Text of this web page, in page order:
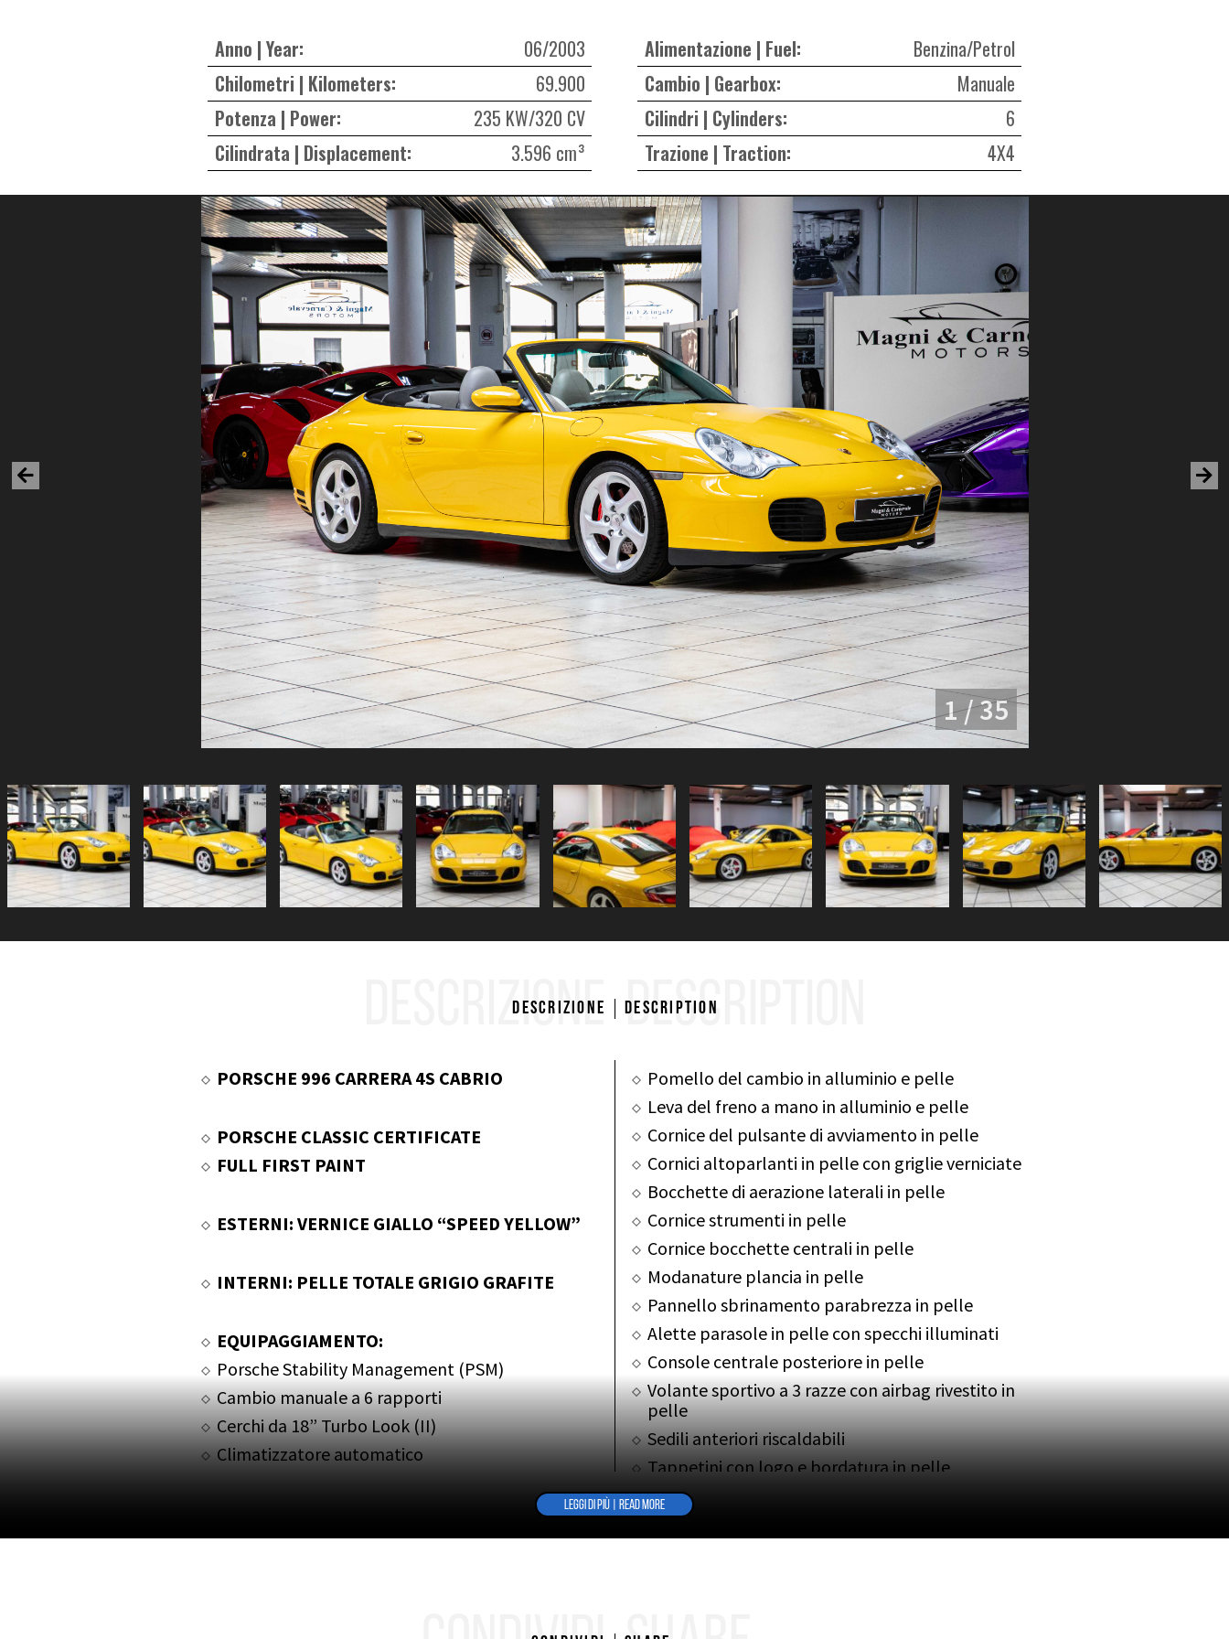
Anno | Year: 06/2003 Alimentazione | Fuel:
Benzina/Petrol
Chilometri | Kilometers:
69.900 Cambio | Gearbox:
Manuale
Potenza | Power:
235 KW/320 CV Cilindri | Cylinders:
6
Cilindrata | Displacement:
3.596 cm³ Trazione | Traction: 4X4
1 / 35
DESCRIZIONE DESCRIPTION
Descrizione Description
PORSCHE 996 CARRERA 4S CABRIO
PORSCHE CLASSIC CERTIFICATE
FULL FIRST PAINT
ESTERNI: VERNICE GIALLO “SPEED YELLOW”
INTERNI: PELLE TOTALE GRIGIO GRAFITE
EQUIPAGGIAMENTO:
Porsche Stability Management (PSM)
Cambio manuale a 6 rapporti
Cerchi da 18” Turbo Look (II)
Climatizzatore automatico
Terzo stop
Pomello del cambio in alluminio e pelle
Leva del freno a mano in alluminio e pelle
Cornice del pulsante di avviamento in pelle
Cornici altoparlanti in pelle con griglie verniciate
Bocchette di aerazione laterali in pelle
Cornice strumenti in pelle
Cornice bocchette centrali in pelle
Modanature plancia in pelle
Pannello sbrinamento parabrezza in pelle
Alette parasole in pelle con specchi illuminati
Console centrale posteriore in pelle
Volante sportivo a 3 razze con airbag rivestito in
pelle
Sedili anteriori riscaldabili
Tappetini con logo e bordatura in pelle
Sedili comfort sinistro con 8 regolazioni elettriche
Sedili comfort destro con 8 regolazioni elettriche
LEGGI DI PIÙ | READ MORE